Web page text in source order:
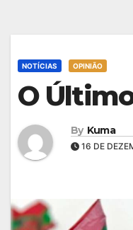
NOTÍCIAS OPINIÃO
O
By Kuma
16 DE